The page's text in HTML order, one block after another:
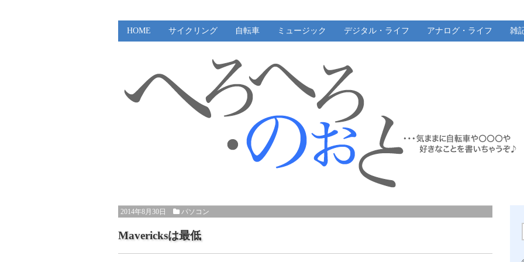
HOME サイクリング 自転車 ミュージック デジタル・ライフ アナログ・ライフ 雑
2014年8月30日 パソコン
Mavericksは最低